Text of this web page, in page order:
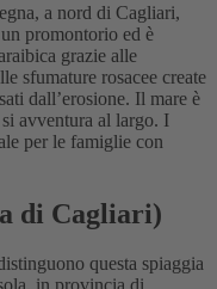
a nord di Cagliari,
promontorio ed è
grazie alle
sfumature rosacee create
dall’erosione. Il mare è
avventura al largo. I
per le famiglie con
di Cagliari)
questa spiaggia